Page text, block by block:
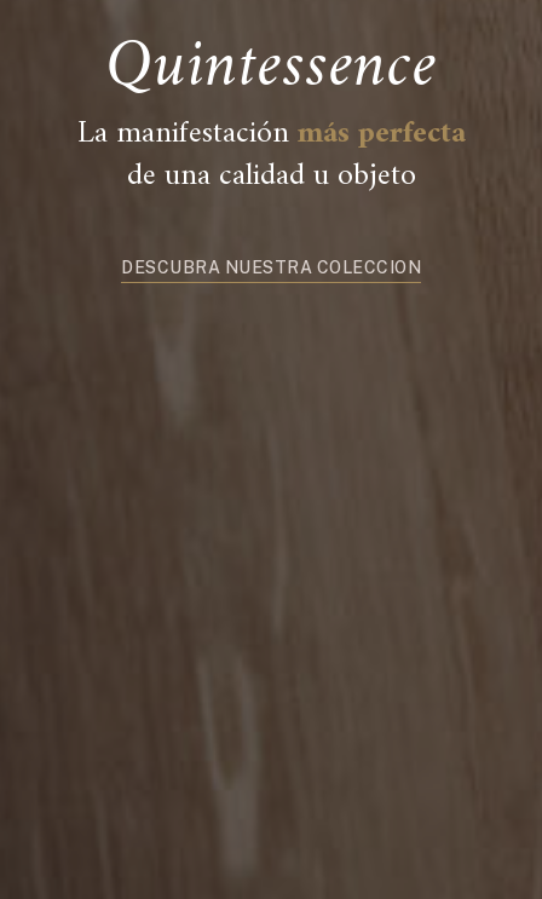
Quintessence
La manifestaciónmás perfecta
de una calidad u objeto
DESCUBRA NUESTRA COLECCIÓN